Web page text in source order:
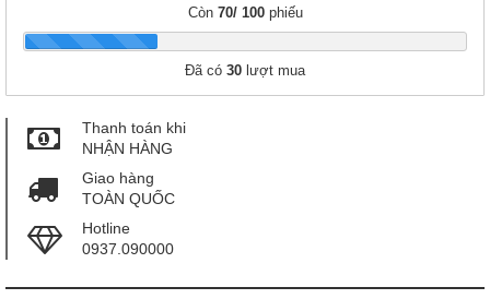
Còn 70/ 100phiếu
|
Đã có30 lượt mua
Thanh toán khi
NHẬN HÀNG
Giao hàng
TOÀN QUỐC
Hotline
0937.090000